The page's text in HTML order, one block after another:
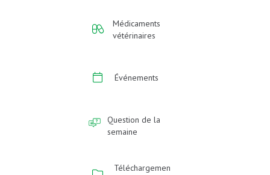
Médicaments
vétérinaires
Événements
Question de la
semaine
Téléchargemen